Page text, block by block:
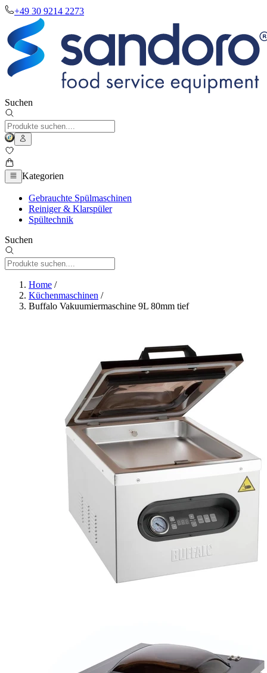
+49 30 9214 2273
Suchen
Kategorien
Gebrauchte Spülmaschinen
Reiniger & Klarspüler
Spültechnik
Suchen
Home /
Küchenmaschinen /
Buffalo Vakuumiermaschine 9L 80mm tief